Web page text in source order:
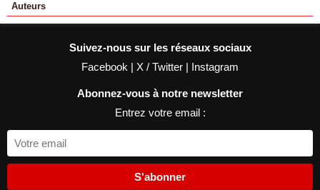
Auteurs
Suivez-nous sur les réseaux sociaux
Facebook | X / Twitter | Instagram
Abonnez-vous à notre newsletter
Entrez votre email :
S'abonner